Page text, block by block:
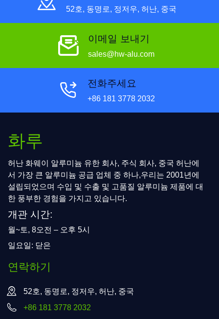
52호, 동명로, 정저우, 허난, 중국
이메일 보내기
sales@hw-alu.com
전화주세요
+86 181 3778 2032
화루
허난 화웨이 알루미늄 유한 회사, 주식 회사, 중국 허난에
서 가장 큰 알루미늄 공급 업체 중 하나,우리는 2001년에
설립되었으며 수입 및 수출 및 고품질 알루미늄 제품에 대
한 풍부한 경험을 가지고 있습니다.
개관 시간:
월~토, 8오전 – 오후 5시
일요일: 닫은
연락하기
52호, 동명로, 정저우, 허난, 중국
+86 181 3778 2032